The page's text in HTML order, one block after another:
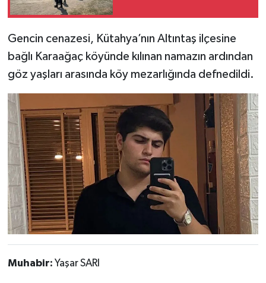
Gencin cenazesi, Kütahya’nın Altıntaş ilçesine
bağlı Karaağaç köyünde kılınan namazın ardından
göz yaşları arasında köy mezarlığında defnedildi.
Muhabir: Yaşar SARI
Pazarlar
Resmi İlan
Rüya Tabirleri
Sağlık
Şaphane
Simav
Siyaset